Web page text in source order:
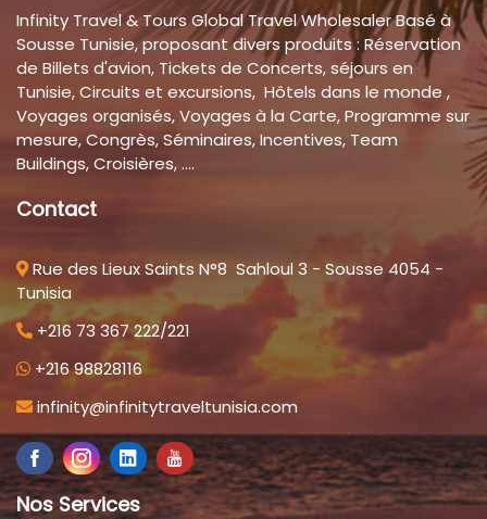
Infinity Travel & Tours Global Travel Wholesaler Basé à
Sousse Tunisie, proposant divers produits : Réservation
de Billets d'avion, Tickets de Concerts, séjours en
Tunisie, Circuits et excursions, Hôtels dans le monde ,
Voyages organisés, Voyages à la Carte, Programme sur
mesure, Congrès, Séminaires, Incentives, Team
Buildings, Croisières, ....
Contact
Rue des Lieux Saints N°8 Sahloul 3 - Sousse 4054 -
Tunisia
+216 73 367 222/221
+216 98828116
infinity@infinitytraveltunisia.com
Nos Services